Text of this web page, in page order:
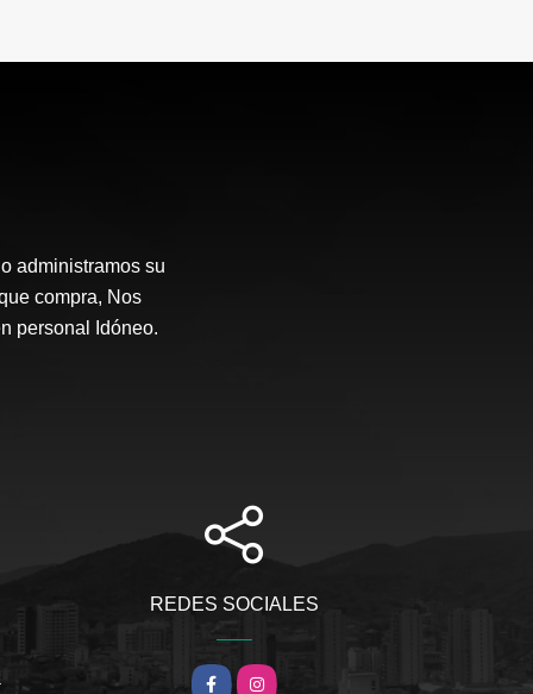
administramos su
compra, Nos
personal Idóneo.
REDES SOCIALES
Facebook
Instagram